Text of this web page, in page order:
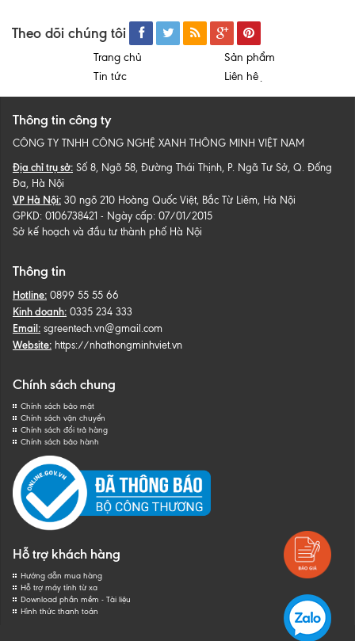
Theo dõi chúng tôi
Trang chủ
Sản phẩm
Tin tức
Liên hệ
Thông tin công ty
CÔNG TY TNHH CÔNG NGHỆ XANH THÔNG MINH VIỆT NAM
Địa chỉ trụ sở: Số 8, Ngõ 58, Đường Thái Thịnh, P. Ngã Tư Sở, Q. Đống
Đa, Hà Nội
VP Hà Nội: 30 ngõ 210 Hoàng Quốc Việt, Bắc Từ Liêm, Hà Nội
GPKD: 0106738421 - Ngày cấp: 07/01/2015
Sở kế hoạch và đầu tư thành phố Hà Nội
Thông tin
Hotline: 0899 55 55 66
Kinh doanh: 0335 234 333
Email: sgreentech.vn@gmail.com
Website: https://nhathongminhviet.vn
Chính sách chung
Chính sách bảo mật
Chính sách vận chuyển
Chính sách đổi trả hàng
Chính sách bảo hành
Hỗ trợ khách hàng
Hướng dẫn mua hàng
Hỗ trợ máy tính từ xa
Download phần mềm - Tài liệu
Hình thức thanh toán